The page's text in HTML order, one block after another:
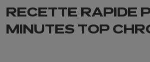
RECETTE RAPIDE
MINUTES TOP